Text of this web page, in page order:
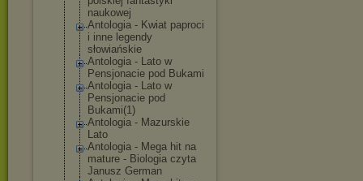
naukowej
Antologia - Kwiat paproci
i inne legendy
słowiańskie
Antologia - Lato w
Pensjonacie pod Bukami
Antologia - Lato w
Pensjonacie pod
Bukami(1)
Antologia - Mazurskie
Lato
Antologia - Mega hit na
mature - Biologia czyta
Janusz German